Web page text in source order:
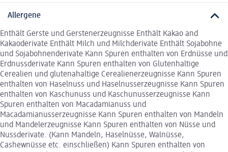
Allergene
Enthält Gerste und Gerstenerzeugnisse Enthält Kakao and
Kakaoderivate Enthält Milch und Milchderivate Enthält Sojabohne
und Sojabohnenderivate Kann Spuren enthalten von Erdnüsse und
Erdnussderivate Kann Spuren enthalten von Glutenhaltige
Cerealien und glutenahaltige Cerealienerzeugnisse Kann Spuren
enthalten von Haselnuss und Haselnusserzeugnisse Kann Spuren
enthalten von Kaschunuss und Kaschunusserzeugnisse Kann
Spuren enthalten von Macadamianuss und
Macadamianusserzeugnisse Kann Spuren enthalten von Mandeln
und Mandelerzeugnisse Kann Spuren enthalten von Nüsse und
Nussderivate. (Kann Mandeln, Haselnüsse, Walnüsse,
Cashewnüsse etc. einschließen) Kann Spuren enthalten von